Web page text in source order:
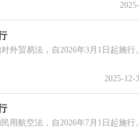
外贸易法，自2026年3月1日起施行。
2025-12-
用航空法，自2026年7月1日起施行。